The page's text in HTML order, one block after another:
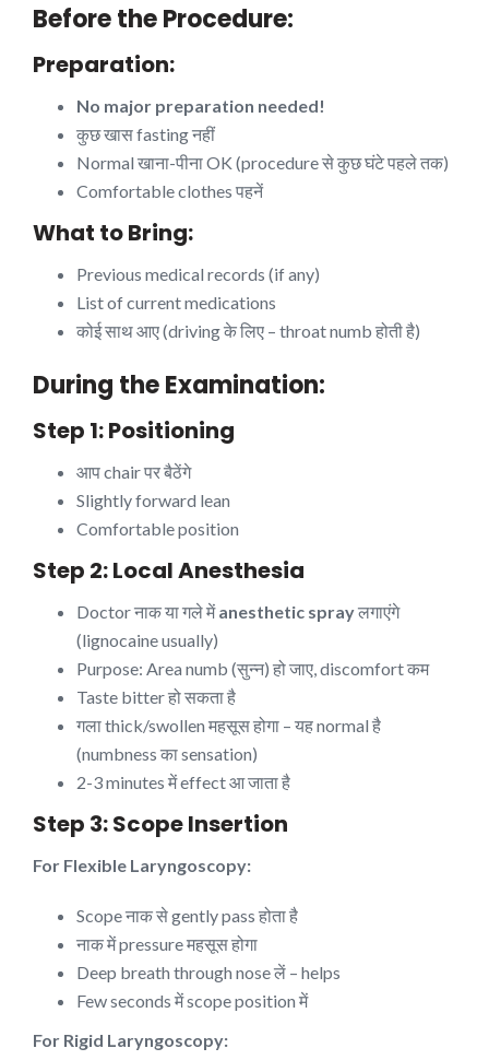
Before the Procedure:
Preparation:
No major preparation needed!
कुछ खास fasting नहीं
Normal खाना-पीना OK (procedure से कुछ घंटे पहले तक)
Comfortable clothes पहनें
What to Bring:
Previous medical records (if any)
List of current medications
कोई साथ आए (driving के लिए – throat numb होती है)
During the Examination:
Step 1: Positioning
आप chair पर बैठेंगे
Slightly forward lean
Comfortable position
Step 2: Local Anesthesia
Doctor नाक या गले मेंanesthetic sprayलगाएंगे
(lignocaine usually)
Purpose: Area numb (सुन्न) हो जाए, discomfort कम
Taste bitter हो सकता है
गला thick/swollen महसूस होगा – यह normal है
(numbness का sensation)
2-3 minutes में effect आ जाता है
Step 3: Scope Insertion
For Flexible Laryngoscopy:
Scope नाक से gently pass होता है
नाक में pressure महसूस होगा
Deep breath through nose लें – helps
Few seconds में scope position में
For Rigid Laryngoscopy: